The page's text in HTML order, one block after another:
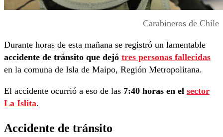
Carabineros de Chile
Durante horas de esta mañana se registró un lamentable
accidente de tránsito que dejó tres personas fallecidas
en la comuna de Isla de Maipo, Región Metropolitana.
El accidente ocurrió a eso de las 7:40 horas en el sector
La Islita.
Accidente de tránsito